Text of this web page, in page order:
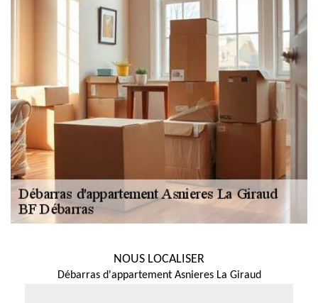
NOUS LOCALISER
Débarras d'appartement Asnieres La Giraud